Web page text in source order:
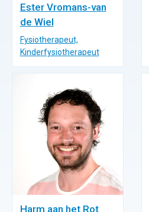
Ester Vromans-van
de Wiel
Fysiotherapeut,
Kinderfysiotherapeut
Harm aan het Rot